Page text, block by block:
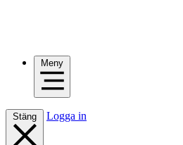
Meny
Stäng Logga in